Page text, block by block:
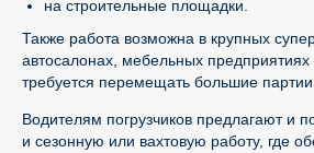
на строительные площадки.
Также работа возможна в крупных
автосалонах, мебельных
требуется перемещать большие партии
Водителям погрузчиков предлагают и
и сезонную или вахтовую работу, где